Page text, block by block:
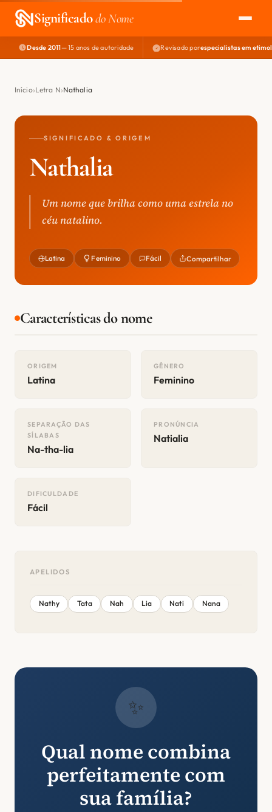
Significadodo Nome
EXPLORAR
NOME PERFEITO
Desde 2011— 15 anos de autoridade Revisado porespecialistas em
Início Letra N Nathalia
SIGNIFICADO & ORIGEM
Nathalia
Um nome que brilha como uma estrela no
céu natalino.
Latina Feminino Fácil Compartilhar
Características do nome
ORIGEM
Latina
GÊNERO
Feminino
SEPARAÇÃO DAS
SÍLABAS
Na-tha-lia
PRONÚNCIA
Natialia
DIFICULDADE
Fácil
APELIDOS
Nathy Tata Nah Lia Nati Nana
✨
Qual nome combina
perfeitamente com
sua família?